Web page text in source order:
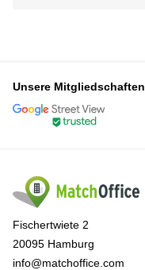
Unsere Mitgliedschaften
Fischertwiete 2
20095 Hamburg
info@matchoffice.com